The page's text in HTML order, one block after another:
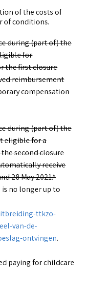
of the costs of
of conditions.
during (part of) the
for
the first closure
reimbursement
compensation
during (part of) the
eligible for a
second closure
receive
28 May 2021.*
no longer up to
ttkzo-
van-de-
ontvingen.
paying for childcare